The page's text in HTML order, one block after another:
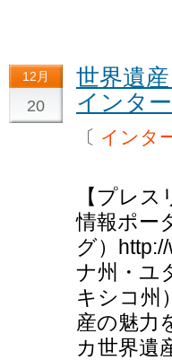
12月
20
世界遺
インタ
〔 インタ
【プレス
情報ポー
グ）
ナ州・ユ
キシコ州
産の魅力
カ世界遺